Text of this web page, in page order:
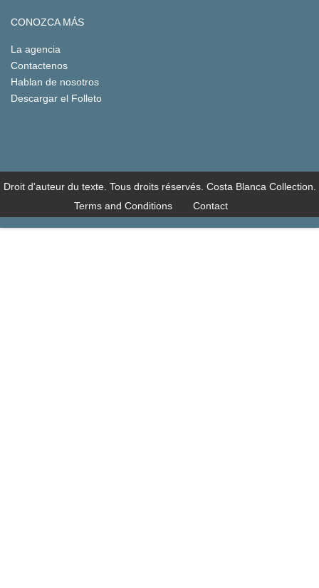
CONOZCA MÁS
La agencia
Contactenos
Hablan de nosotros
Descargar el Folleto
Droit d'auteur du texte. Tous droits réservés. Costa Blanca Collection.
Terms and Conditions
Contact